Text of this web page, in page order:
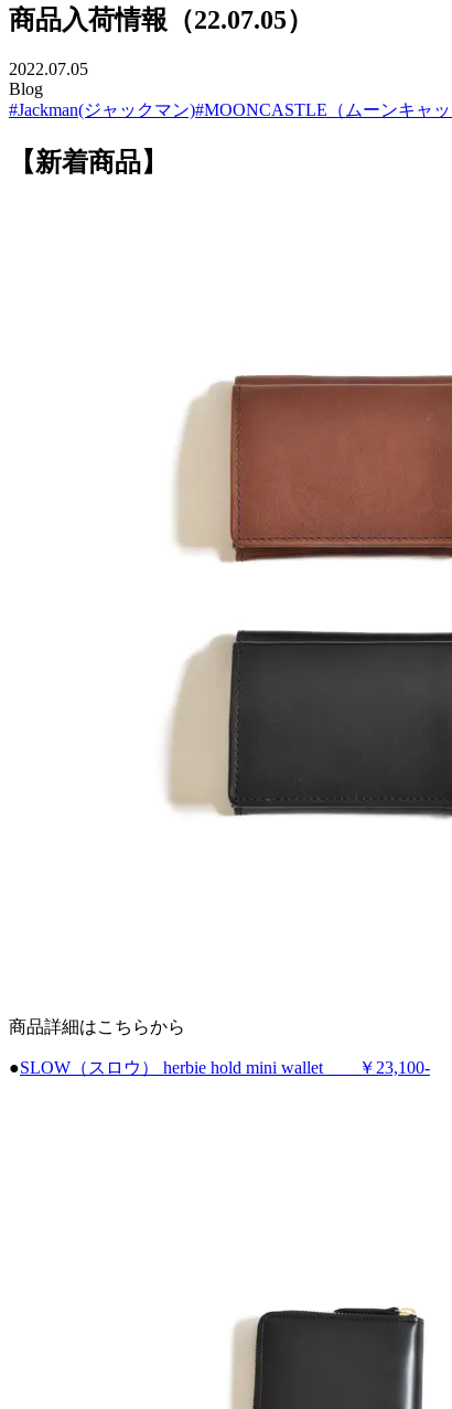
商品入荷情報（22.07.05）
2022.07.05
Blog
#Jackman(ジャックマン)#MOONCASTLE（ムーンキャッ
【新着商品】
商品詳細はこちらから
●SLOW（スロウ） herbie hold mini wallet ￥23,100-